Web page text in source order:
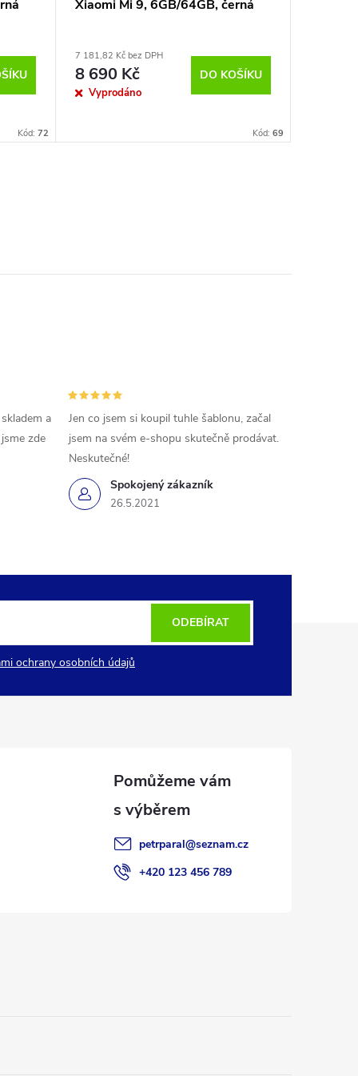
Kód: 72
Xiaomi Mi 9, 6GB/64GB, černá
7 181,82 Kč bez DPH
8 690 Kč
Vyprodáno
DO KOŠÍKU
Kód: 69
a
zde
Spokojený zákazník
26.5.2021
Jen co jsem si koupil tuhle šablonu, začal
jsem na svém e-shopu skutečně prodávat.
Neskutečné!
ochrany osobních údajů
ODEBÍRAT
petrparal@seznam.cz
+420 123 456 789